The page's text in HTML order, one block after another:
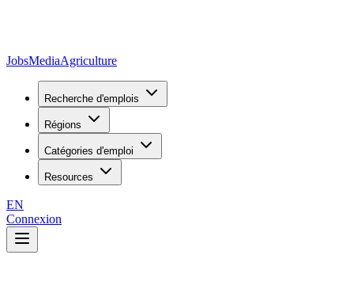
JobsMediaAgriculture
Recherche d'emplois
Régions
Catégories d'emploi
Resources
EN
Connexion